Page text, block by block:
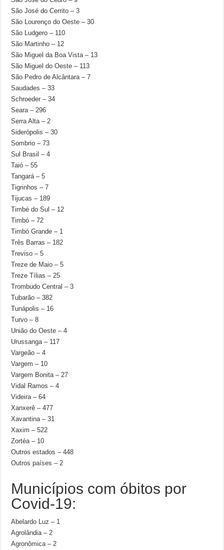
São José do Cerrito – 3
São Lourenço do Oeste – 30
São Ludgero – 110
São Martinho – 12
São Miguel da Boa Vista – 13
São Miguel do Oeste – 113
São Pedro de Alcântara – 7
Saudades – 33
Schroeder – 34
Seara – 296
Serra Alta – 2
Siderópolis – 30
Sombrio – 73
Sul Brasil – 4
Taió – 55
Tangará – 5
Tigrinhos – 7
Tijucas – 189
Timbé do Sul – 12
Timbó – 72
Timbó Grande – 1
Três Barras – 182
Treviso – 5
Treze de Maio – 5
Treze Tílias – 25
Trombudo Central – 3
Tubarão – 382
Tunápolis – 16
Turvo – 8
União do Oeste – 4
Urussanga – 117
Vargeão – 4
Vargem – 10
Vargem Bonita – 27
Vidal Ramos – 4
Videira – 64
Xanxerê – 477
Xavantina – 31
Xaxim – 522
Zortéa – 10
Outros estados – 448
Outros países – 2
Municípios com óbitos por
Covid-19:
Abelardo Luz – 1
Agrolândia – 2
Agronômica – 2